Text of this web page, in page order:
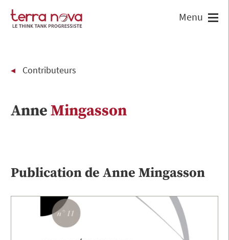
Contributeurs
AnneMingasson
Publication de Anne Mingasson